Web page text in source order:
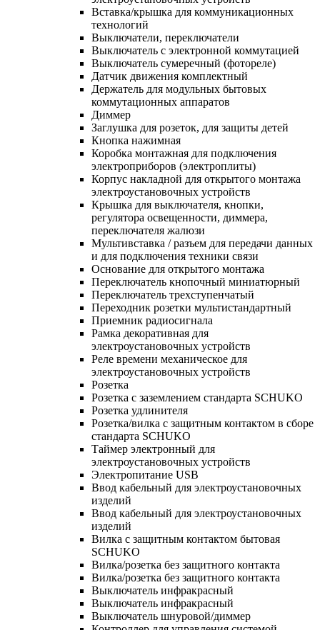
Вставка/крышка для коммуникационных
технологий
Выключатели, переключатели
Выключатель с электронной коммутацией
Выключатель сумеречный (фотореле)
Датчик движения комплектный
Держатель для модульных бытовых
коммутационных аппаратов
Диммер
Заглушка для розеток, для защиты детей
Кнопка нажимная
Коробка монтажная для подключения
электроприборов (электроплиты)
Корпус накладной для открытого монтажа
электроустановочных устройств
Крышка для выключателя, кнопки,
регулятора освещенности, диммера,
переключателя жалюзи
Мультивставка / разъем для передачи данных
и для подключения техники связи
Основание для открытого монтажа
Переключатель кнопочный миниатюрный
Переключатель трехступенчатый
Переходник розетки мультистандартный
Приемник радиосигнала
Рамка декоративная для
электроустановочных устройств
Реле времени механическое для
электроустановочных устройств
Розетка
Розетка с заземлением стандарта SCHUKO
Розетка удлинителя
Розетка/вилка с защитным контактом в сборе
стандарта SCHUKO
Таймер электронный для
электроустановочных устройств
Электропитание USB
Ввод кабельный для электроустановочных
изделий
Ввод кабельный для электроустановочных
изделий
Вилка с защитным контактом бытовая
SCHUKO
Вилка/розетка без защитного контакта
Вилка/розетка без защитного контакта
Выключатель инфракрасный
Выключатель инфракрасный
Выключатель шнуровой/диммер